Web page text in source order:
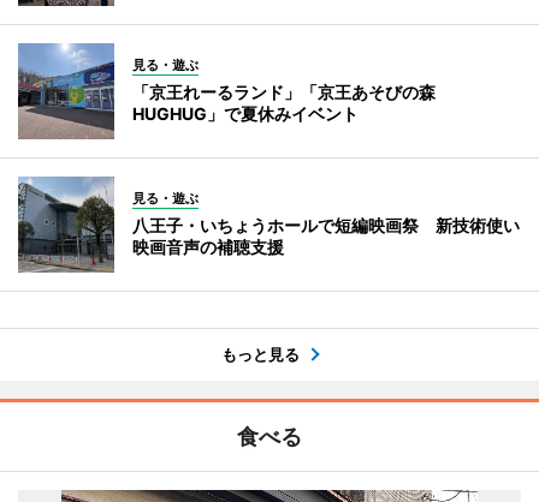
見る・遊ぶ
「京王れーるランド」「京王あそびの森
HUGHUG」で夏休みイベント
見る・遊ぶ
八王子・いちょうホールで短編映画祭 新技術使い
映画音声の補聴支援
もっと見る
食べる